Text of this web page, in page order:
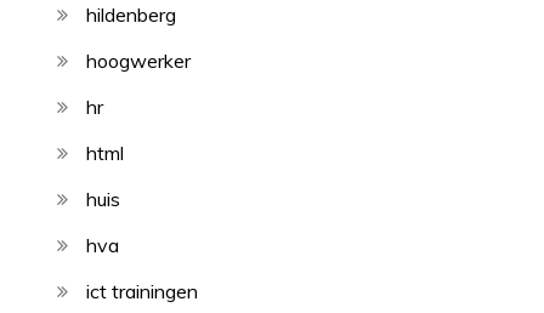
hildenberg
hoogwerker
hr
html
huis
hva
ict trainingen